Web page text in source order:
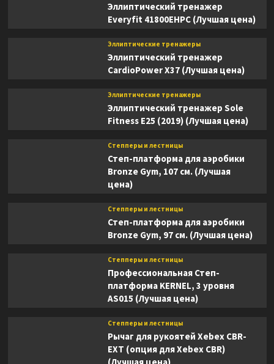
Эллиптический тренажер
Everyfit 41800EHPC (Лучшая цена)
Эллиптические тренажеры
Эллиптический тренажер
CardioPower X37 (Лучшая цена)
Эллиптические тренажеры
Эллиптический тренажер Sole
Fitness E25 (2019) (Лучшая цена)
Степперы и лестницы
Степ-платформа для аэробики
Bronze Gym, 107 см. (Лучшая
цена)
Степперы и лестницы
Степ-платформа для аэробики
Bronze Gym, 97 см. (Лучшая цена)
Степперы и лестницы
Профессиональная Степ-
платформа KERNEL, 3 уровня
AS015 (Лучшая цена)
Степперы и лестницы
Рычаг для рукоятей Xebex CBR-
EXT (опция для Xebex CBR)